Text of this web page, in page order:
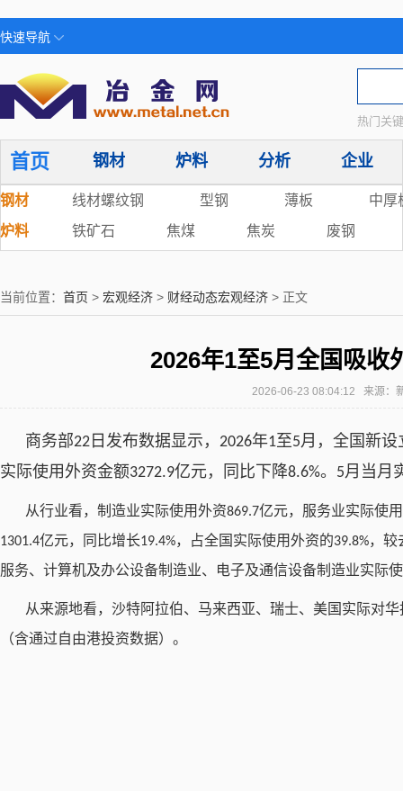
快速导航
热门关
首页 钢材 炉料 分析 企业
钢材 线材螺纹钢 型钢 薄板
中厚
炉料
铁矿石 焦煤 焦炭 废钢
当前位置： 首页 > 宏观经济 > 财经动态宏观经济 > 正文
2026年1至5月全国吸收
2026-06-23 08:04:12 来源
商务部22 日发布数据显示， 2026年1至5月，全国新
实际使用外资金额3272.9亿元，同比下降8.6%。 5月当月
从行业看，制造业实际使用外资869.7亿元，服务业实际使
1301.4亿元，同比增长19.4%，占全国实际使用外资的39.8%，较
服务、计算机及办公设备制造业、电子及通信设备制造业实际
从来源地看，沙特阿拉伯、马来西亚、瑞士、美国实际对
（含通过自由港投资数据）。